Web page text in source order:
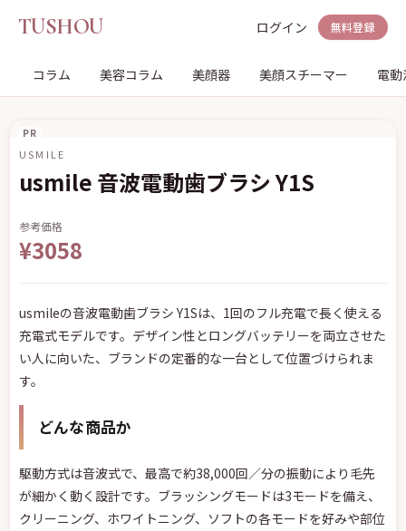
TUSHOU ログイン 無料登録
コラム 美容コラム 美顔器 美顔スチーマー 電
PR
USMILE
usmile 音波電動歯ブラシ Y1S
参考価格
¥3058
usmileの音波電動歯ブラシ Y1Sは、1回のフル充電で長く使える
充電式モデルです。デザイン性とロングバッテリーを両立させた
い人に向いた、ブランドの定番的な一台として位置づけられま
す。
どんな商品か
駆動方式は音波式で、最高で約38,000回／分の振動により毛先
が細かく動く設計です。ブラッシングモードは3モードを備え、
クリーニング、ホワイトニング、ソフトの各モードを好みや部位